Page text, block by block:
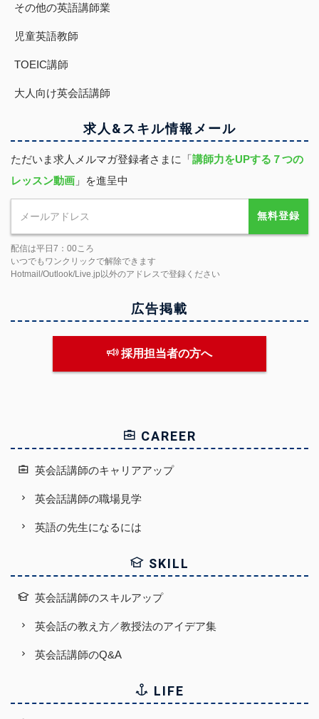
その他の英語講師業
児童英語教師
TOEIC講師
大人向け英会話講師
求人&スキル情報 メール
ただいま求人メルマガ登録者さまに「講師力をUPする７つの
レッスン動画 」を進呈中
無料登録
配信は平日7：00ころ
いつでもワンクリックで解除できます
Hotmail/Outlook/Live.jp以外のアドレスで登録ください
広告掲載
採用担当者の方へ
CAREER
英会話講師のキャリアアップ
英会話講師の職場見学
英語の先生になるには
SKILL
英会話講師のスキルアップ
英会話の教え方／教授法のアイデア集
英会話講師のQ&A
LIFE